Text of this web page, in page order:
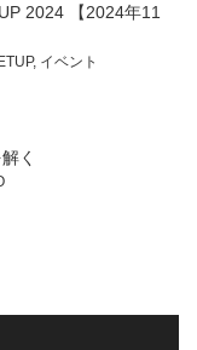
2024 【2024年11
, イベント
く